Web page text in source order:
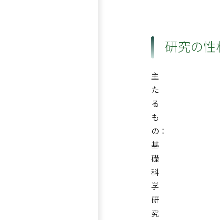
研究の性
主
た
る
も
の：
基
礎
科
学
研
究